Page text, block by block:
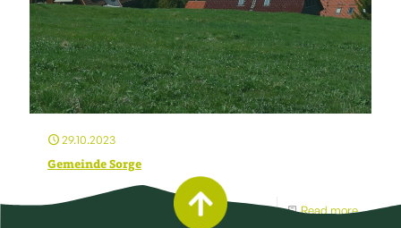
29.10.2023
Gemeinde Sorge
Read more